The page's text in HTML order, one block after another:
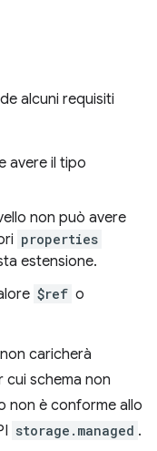
alcuni requisiti
avere il tipo
non può avere
properties
estensione.
$ref o
caricherà
cui schema non
non è conforme allo
storage.managed .